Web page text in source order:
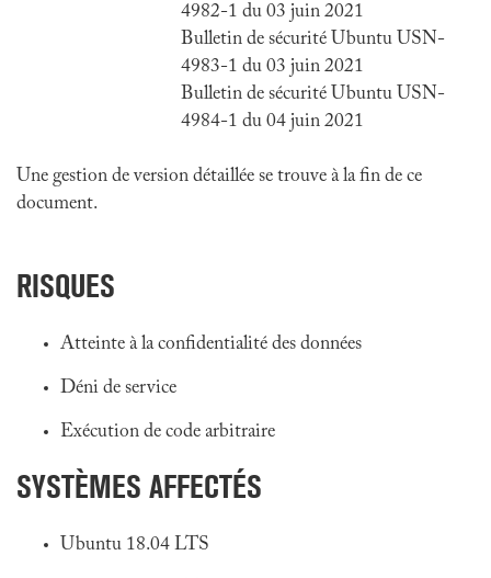
4982-1 du 03 juin 2021
Bulletin de sécurité Ubuntu USN-
4983-1 du 03 juin 2021
Bulletin de sécurité Ubuntu USN-
4984-1 du 04 juin 2021
Une gestion de version détaillée se trouve à la fin de ce
document.
RISQUES
Atteinte à la confidentialité des données
Déni de service
Exécution de code arbitraire
SYSTÈMES AFFECTÉS
Ubuntu 18.04 LTS